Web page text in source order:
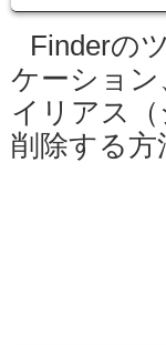
Finderの
ケーショ
イリアス
削除する方